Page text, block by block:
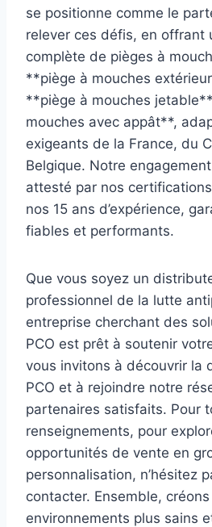
se positionne comme le
relever ces défis, en offrant
complète de pièges à
**piège à mouches
**piège à mouches
mouches avec appât**,
exigeants de la France, du
Belgique. Notre
attesté par nos
nos 15 ans d’expérience,
fiables et performants.
Que vous soyez un
professionnel de la lutte
entreprise cherchant des
PCO est prêt à soutenir
vous invitons à découvrir la
PCO et à rejoindre notre
partenaires satisfaits. Pour
renseignements, pour
opportunités de vente en
personnalisation, n’hésitez
contacter. Ensemble,
environnements plus sains